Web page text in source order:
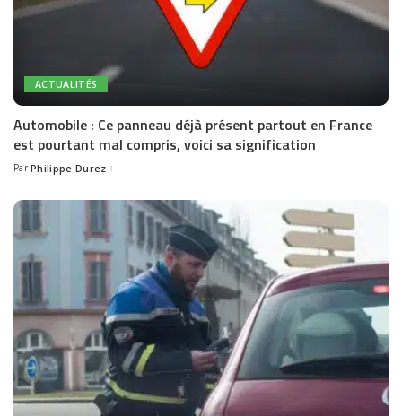
ACTUALITÉS
Automobile : Ce panneau déjà présent partout en France
est pourtant mal compris, voici sa signification
Posted
Par Philippe Durez